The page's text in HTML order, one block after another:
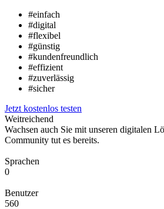
#einfach
#digital
#flexibel
#günstig
#kundenfreundlich
#effizient
#zuverlässig
#sicher
Jetzt kostenlos testen
Weitreichend
Wachsen auch Sie mit unseren digitalen
Community tut es bereits.
Sprachen
0
Benutzer
560